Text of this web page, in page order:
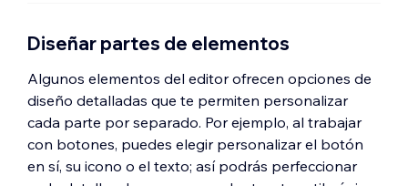
Diseñar partes de elementos
Algunos elementos del editor ofrecen opciones de
diseño detalladas que te permiten personalizar
cada parte por separado. Por ejemplo, al trabajar
con botones, puedes elegir personalizar el botón
en sí, su icono o el texto; así podrás perfeccionar